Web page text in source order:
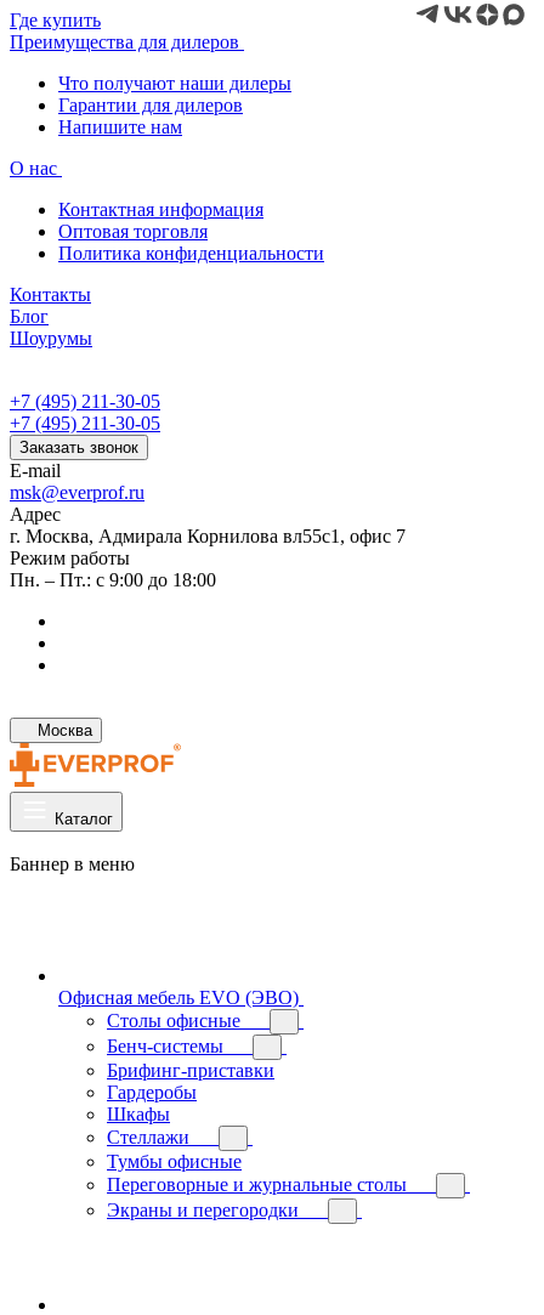
Где купить
Преимущества для дилеров
Что получают наши дилеры
Гарантии для дилеров
Напишите нам
О нас
Контактная информация
Оптовая торговля
Политика конфиденциальности
Контакты
Блог
Шоурумы
+7 (495) 211-30-05
+7 (495) 211-30-05
Заказать звонок
E-mail
msk@everprof.ru
Адрес
г. Москва, Адмирала Корнилова вл55с1, офис 7
Режим работы
Пн. – Пт.: с 9:00 до 18:00
Москва
Каталог
Баннер в меню
Офисная мебель EVO (ЭВО)
Cтолы офисные
Бенч-системы
Брифинг-приставки
Гардеробы
Шкафы
Стеллажи
Тумбы офисные
Переговорные и журнальные столы
Экраны и перегородки